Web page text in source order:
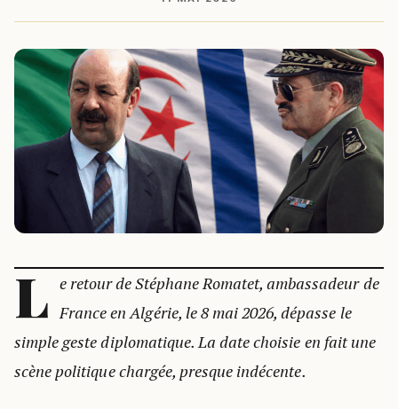
L e retour de Stéphane Romatet, ambassadeur de
France en Algérie, le 8 mai 2026, dépasse le
simple geste diplomatique. La date choisie en fait une
scène politique chargée, presque indécente.